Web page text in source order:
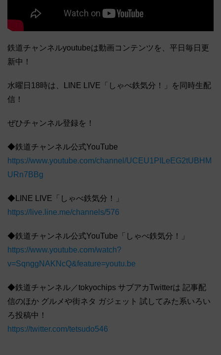
鉄道チャンネルyoutubeは動画コンテンツを、平日毎日更
新中！
水曜日18時は、LINE LIVE「しゃべ鉄気分！」を同時生配
信！
ぜひチャンネル登録を！
◆鉄道チャンネル公式YouTube
https://www.youtube.com/channel/UCEU1PILeEG2tUBHM
URn7BBg
◆LINE LIVE「しゃべ鉄気分！」
https://live.line.me/channels/576
◆鉄道チャンネル公式YouTube「しゃべ鉄気分！」
https://www.youtube.com/watch?
v=SqnggNAKNcQ&feature=youtu.be
◆鉄道チャンネル／tokyochips サブアカTwitterは 記事配
信のほか グルメや街ネタ ガジェット 試してみた系いろい
ろ投稿中！
https://twitter.com/tetsudo546